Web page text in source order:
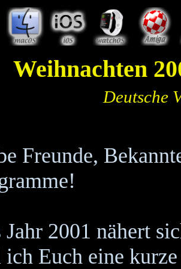
Weihnachten
Deutsche
Freunde,
Jahr 2001 nähert
Euch eine kurze